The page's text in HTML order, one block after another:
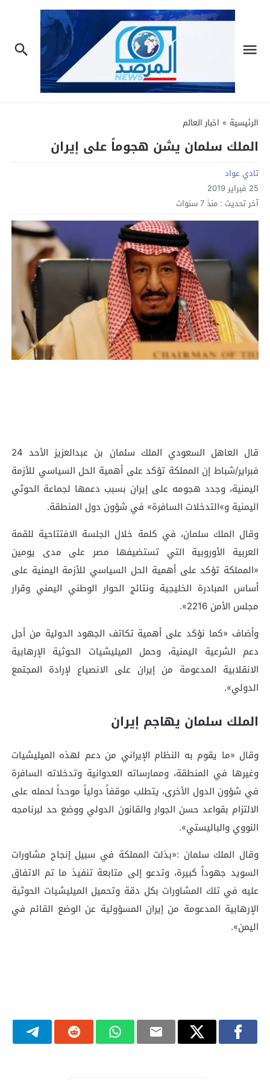
الرئيسية » اخبار العالم
الملك سلمان يشن هجوماً على إيران
تادي عواد
25 فبراير 2019
آخر تحديث : منذ 7 سنوات
قال العاهل السعودي الملك سلمان بن عبدالعزيز الأحد 24
فبراير/شباط إن المملكة تؤكد على أهمية الحل السياسي للأزمة
اليمنية، وجدد هجومه على إيران بسبب دعمها لجماعة الحوثي
اليمنية و»التدخلات السافرة» في شؤون دول المنطقة.
وقال الملك سلمان، في كلمة خلال الجلسة الافتتاحية للقمة
العربية الأوروبية التي تستضيفها مصر على مدى يومين
«المملكة تؤكد على أهمية الحل السياسي للأزمة اليمنية على
أساس المبادرة الخليجية ونتائج الحوار الوطني اليمني وقرار
مجلس الأمن 2216».
وأضاف «كما نؤكد على أهمية تكاتف الجهود الدولية من أجل
دعم الشرعية اليمنية، وحمل الميليشيات الحوثية الإرهابية
الانقلابية المدعومة من إيران على الانصياع لإرادة المجتمع
الدولي».
الملك سلمان يهاجم إيران
وقال «ما يقوم به النظام الإيراني من دعم لهذه الميليشيات
وغيرها في المنطقة، وممارساته العدوانية وتدخلاته السافرة
في شؤون الدول الأخرى، يتطلب موقفاً دولياً موحداً لحمله على
الالتزام بقواعد حسن الجوار والقانون الدولي ووضع حد لبرنامجه
النووي والباليستي».
وقال الملك سلمان :«بذلت المملكة في سبيل إنجاح مشاورات
السويد جهوداً كبيرة، وتدعو إلى متابعة تنفيذ ما تم الاتفاق
عليه في تلك المشاورات بكل دقة وتحميل الميليشيات الحوثية
الإرهابية المدعومة من إيران المسؤولية عن الوضع القائم في
اليمن».